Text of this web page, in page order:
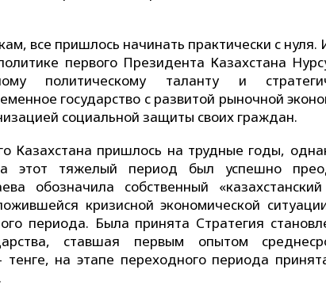
все пришлось начинать практически с
первого Президента Казахстана
политическому таланту и
государство с развитой рыночной
социальной защиты своих граждан.
Казахстана пришлось на трудные годы,
этот тяжелый период был успешно
обозначила собственный
кризисной экономической
периода. Была принята Стратегия
ставшая первым опытом
на этапе переходного периода